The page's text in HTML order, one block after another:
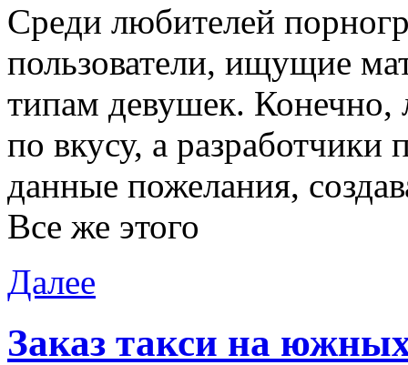
Срeди любитeлeй
пользователи, ищущие
типам девушек. Конечно,
по вкусу, а
данные пожелания,
Все же этого
Далее
Заказ такси на